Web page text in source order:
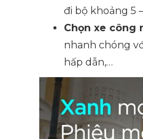
đi bộ khoảng 5
Chọn xe công
nhanh chóng
hấp dẫn,…